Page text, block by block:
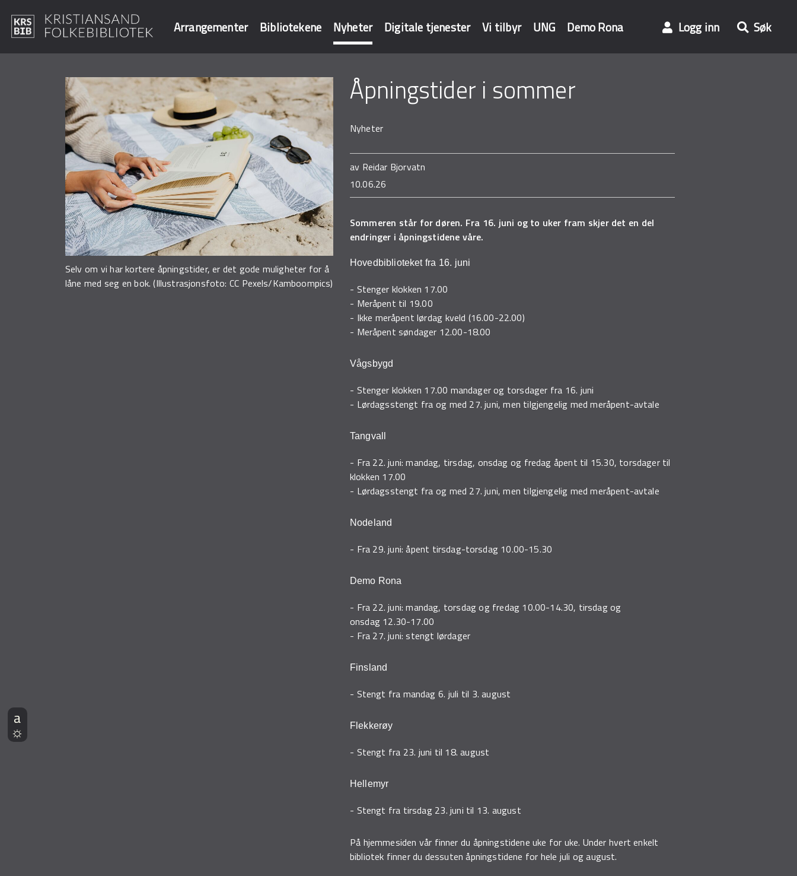
Arrangementer Bibliotekene Nyheter Digitale tjenester Vi tilbyr UNG Demo Rona Logg inn Søk
Søk i våre databaser
Selv om vi har kortere åpningstider, er det gode muligheter for å
låne med seg en bok. (Illustrasjonsfoto: CC Pexels/Kamboompics)
Åpningstider i sommer
Nyheter
av Reidar Bjorvatn
10.06.26
Sommeren står for døren. Fra 16. juni og to uker fram skjer det en del
endringer i åpningstidene våre.
Hovedbiblioteket fra 16. juni
- Stenger klokken 17.00
- Meråpent til 19.00
- Ikke meråpent lørdag kveld (16.00-22.00)
- Meråpent søndager 12.00-18.00
Vågsbygd
- Stenger klokken 17.00 mandager og torsdager fra 16. juni
- Lørdagsstengt fra og med 27. juni, men tilgjengelig med meråpent-avtale
Tangvall
- Fra 22. juni: mandag, tirsdag, onsdag og fredag åpent til 15.30, torsdager til
klokken 17.00
- Lørdagsstengt fra og med 27. juni, men tilgjengelig med meråpent-avtale
Nodeland
- Fra 29. juni: åpent tirsdag-torsdag 10.00-15.30
Demo Rona
- Fra 22. juni: mandag, torsdag og fredag 10.00-14.30, tirsdag og
onsdag 12.30-17.00
- Fra 27. juni: stengt lørdager
Finsland
- Stengt fra mandag 6. juli til 3. august
Flekkerøy
- Stengt fra 23. juni til 18. august
Hellemyr
- Stengt fra tirsdag 23. juni til 13. august
På hjemmesiden vår finner du åpningstidene uke for uke. Under hvert enkelt
bibliotek finner du dessuten åpningstidene for hele juli og august.